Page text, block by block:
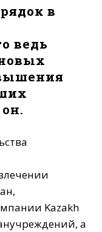
в
ведь
Kazakh
а